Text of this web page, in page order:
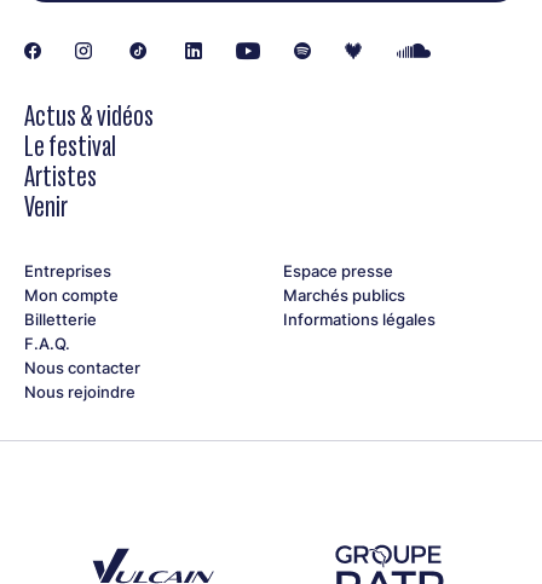
Retrouvez les groupes finalistes du Rezzo au festival Jazz à
L’annonce du groupe lauréat du Rezzo Jazz à Vienne 2026
aura lieu le mardi 30 juin à 20h45 sur la scène de Cybèle.
Actus & vidéos
Le festival
Artistes
Venir
Entreprises
Mon compte
Billetterie
F.A.Q.
Nous contacter
Nous rejoindre
Espace presse
Marchés publics
Informations légales